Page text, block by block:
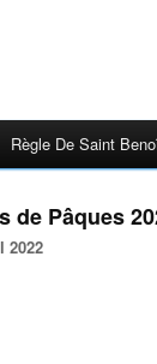
Règle De Saint
de Pâques
2022